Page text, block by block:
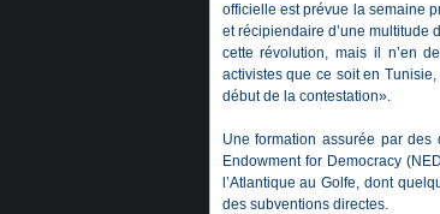
officielle est prévue la semaine
et récipiendaire d’une multitude
cette révolution, mais il n’en
activistes que ce soit en
début de la contestation».
Une formation assurée par des
Endowment for Democracy
l’Atlantique au Golfe, dont
des subventions directes.